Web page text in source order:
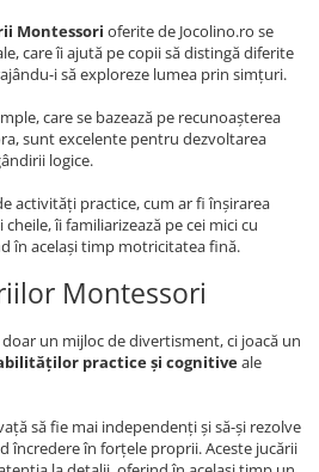
Montessori oferite de Jocolino.ro se
care îi ajută pe copii să distingă diferite
i să exploreze lumea prin simțuri.
care se bazează pe recunoașterea
sunt excelente pentru dezvoltarea
logice.
activități practice, cum ar fi înșirarea
îi familiarizează pe cei mici cu
în același timp motricitatea fină.
Montessori
un mijloc de divertisment, ci joacă un
practice și cognitiveale
să fie mai independenți și să-și rezolve
încredere în forțele proprii. Aceste jucării